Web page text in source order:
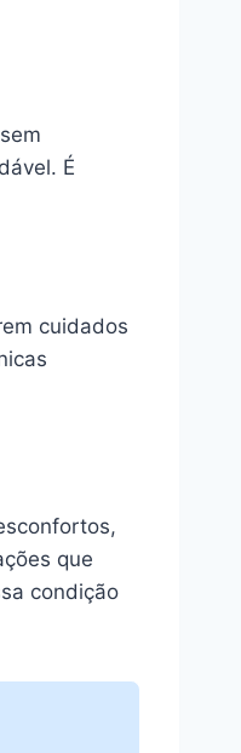
É
cuidados
que
condição